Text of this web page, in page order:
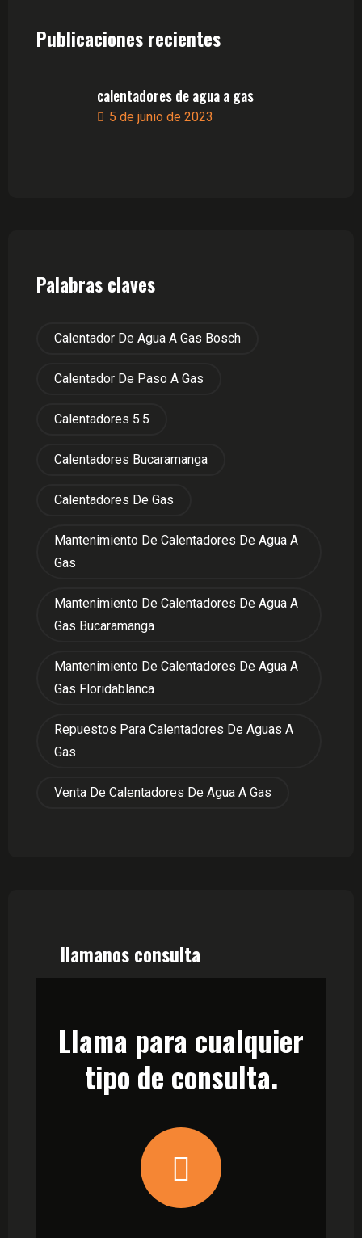
Publicaciones recientes
calentadores de agua a gas
5 de junio de 2023
Palabras claves
Calentador De Agua A Gas Bosch
Calentador De Paso A Gas
Calentadores 5.5
Calentadores Bucaramanga
Calentadores De Gas
Mantenimiento De Calentadores De Agua A
Gas
Mantenimiento De Calentadores De Agua A
Gas Bucaramanga
Mantenimiento De Calentadores De Agua A
Gas Floridablanca
Repuestos Para Calentadores De Aguas A
Gas
Venta De Calentadores De Agua A Gas
llamanos consulta
Llama para cualquier
tipo de consulta.